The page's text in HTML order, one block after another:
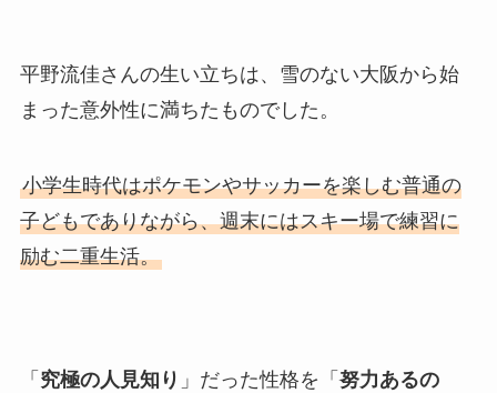
平野流佳さんの生い立ちは、雪のない大阪から始
まった意外性に満ちたものでした。
小学生時代はポケモンやサッカーを楽しむ普通の
子どもでありながら、週末にはスキー場で練習に
励む二重生活。
「 究極の人見知り 」だった性格を「努力あるの